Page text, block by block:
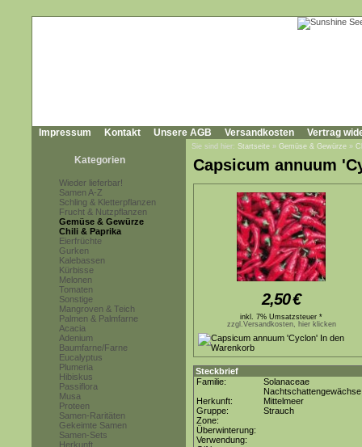
Impressum Kontakt Unsere AGB Versandkosten Vertrag
Kategorien
Wieder lieferbar!
Samen A-Z
Schling & Kletterpflanzen
Frucht & Nutzpflanzen
Gemüse & Gewürze
Chili & Paprika
Eierfrüchte
Gurken
Kalebassen
Kürbisse
Melonen
Tomaten
Sonstige
Mangroven & Teich
Palmen & Palmfarne
Acacia
Adenium
Baumfarne/Farne
Eucalyptus
Plumeria
Hibiskus
Passiflora
Musa
Proteen
Samen-Raritäten
Gekeimte Samen
Samen-Sets
Herkunft
Sie sind hier: Startseite » Gemüse & Gewürze »
Capsicum annuum
2,50€
inkl. 7% Umsatzsteuer *
zzgl.Versandkosten, hier klicken
Steckbrief
Familie:
Solanaceae
Nachtschattengewächse
Herkunft:
Mittelmeer
Gruppe:
Strauch
Zone:
Überwinterung:
Verwendung: